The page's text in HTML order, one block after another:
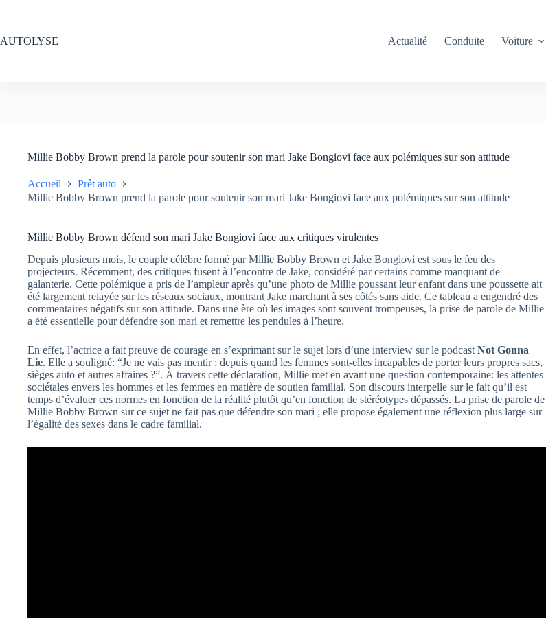
AUTOLYSE
Actualité Conduite Voiture
Millie Bobby Brown prend la parole pour soutenir son mari Jake Bongiovi face aux polémiques sur son attitude
Accueil
Prêt auto
Millie Bobby Brown prend la parole pour soutenir son mari Jake Bongiovi face aux polémiques sur son attitude
Millie Bobby Brown défend son mari Jake Bongiovi face aux critiques virulentes
Depuis plusieurs mois, le couple célèbre formé par Millie Bobby Brown et Jake Bongiovi est sous le feu des
projecteurs. Récemment, des critiques fusent à l’encontre de Jake, considéré par certains comme manquant de
galanterie. Cette polémique a pris de l’ampleur après qu’une photo de Millie poussant leur enfant dans une poussette ait
été largement relayée sur les réseaux sociaux, montrant Jake marchant à ses côtés sans aide. Ce tableau a engendré des
commentaires négatifs sur son attitude. Dans une ère où les images sont souvent trompeuses, la prise de parole de Millie
a été essentielle pour défendre son mari et remettre les pendules à l’heure.
En effet, l’actrice a fait preuve de courage en s’exprimant sur le sujet lors d’une interview sur le podcastNot Gonna
Lie. Elle a souligné: “Je ne vais pas mentir : depuis quand les femmes sont-elles incapables de porter leurs propres sacs,
sièges auto et autres affaires ?”. À travers cette déclaration, Millie met en avant une question contemporaine: les attentes
sociétales envers les hommes et les femmes en matière de soutien familial. Son discours interpelle sur le fait qu’il est
temps d’évaluer ces normes en fonction de la réalité plutôt qu’en fonction de stéréotypes dépassés. La prise de parole de
Millie Bobby Brown sur ce sujet ne fait pas que défendre son mari ; elle propose également une réflexion plus large sur
l’égalité des sexes dans le cadre familial.